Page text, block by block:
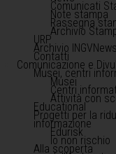
Comunicati
Note stampa
Rassegna
Archivio
URP
Archivio
Contatti
Comunicazione e
Musei, centri
Musei
Centri
Attività con
Educational
Progetti per la
informazione
Edurisk
Io non rischio
Alla scoperta